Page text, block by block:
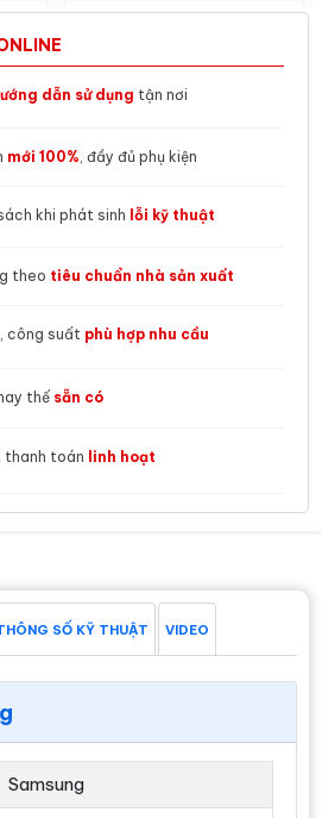
dẫn sử dụng tận nơi
mới 100% , đầy đủ phụ kiện
khi phát sinh lỗi kỹ thuật
theo tiêu chuẩn nhà sản xuất
công suất phù hợp nhu cầu
thế sẵn có
thanh toán linh hoạt
SỐ KỸ THUẬT VIDEO
Samsung